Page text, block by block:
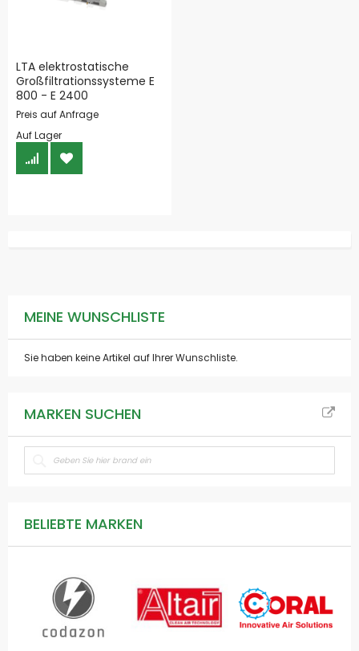
LTA elektrostatische
Großfiltrationssysteme E
800 - E 2400
Preis auf Anfrage
Auf Lager
MEINE WUNSCHLISTE
Sie haben keine Artikel auf Ihrer Wunschliste.
MARKEN SUCHEN
BELIEBTE MARKEN